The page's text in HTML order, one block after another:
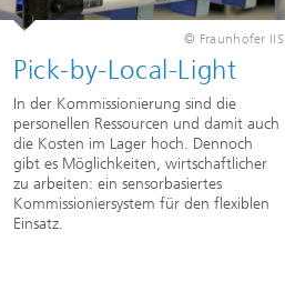
© Fraunhofer IIS
Pick-by-Local-Light
In der Kommissionierung sind die
personellen Ressourcen und damit auch
die Kosten im Lager hoch. Dennoch
gibt es Möglichkeiten, wirtschaftlicher
zu arbeiten: ein sensorbasiertes
Kommissioniersystem für den flexiblen
Einsatz.